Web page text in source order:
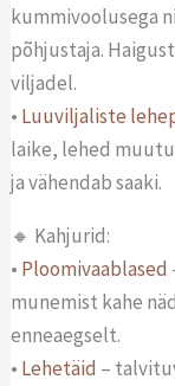
kummivoolusega
põhjustaja.
viljadel.
• Luuviljaliste
laike, lehed
ja vähendab saaki.
🔸 Kahjurid:
• Ploomivaablased
munemist kahe
enneaegselt.
• Lehetäid –